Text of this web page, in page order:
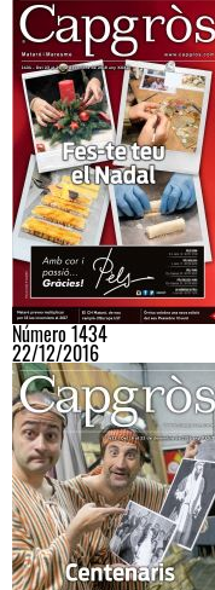
Número 1434
22/12/2016